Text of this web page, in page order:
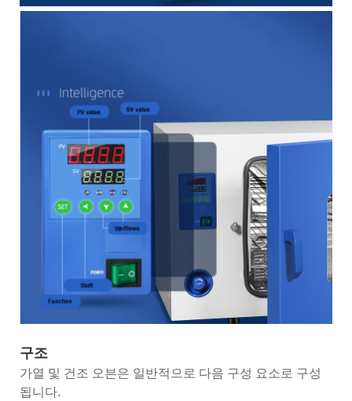
구조
가열 및 건조 오븐은 일반적으로 다음 구성 요소로 구성
됩니다.